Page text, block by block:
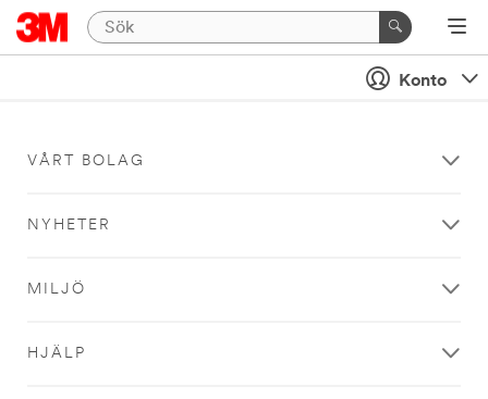
Konto
VÅRT BOLAG
NYHETER
MILJÖ
HJÄLP